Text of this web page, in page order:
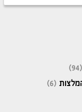
(94)
(6)